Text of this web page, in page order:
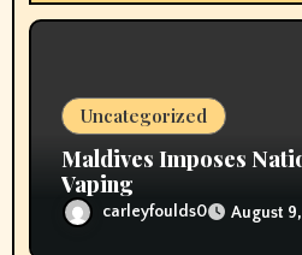
Uncategorized
Maldives Imposes
Vaping
carleyfoulds0 August